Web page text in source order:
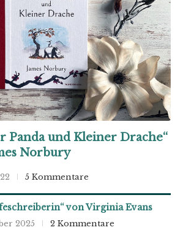
Panda und Kleiner Drache“
Norbury
5 Kommentare
von Virginia Evans
2025 2 Kommentare